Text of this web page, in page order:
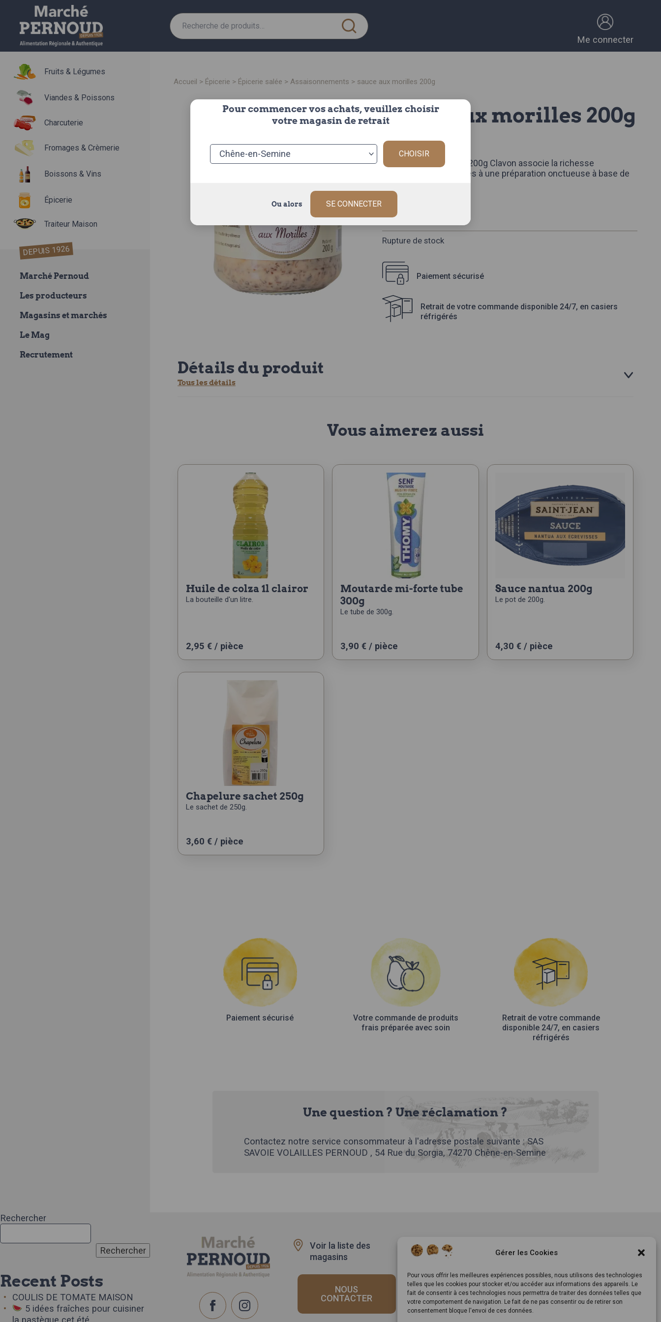
Gérer les Cookies
Pour vous offrir les meilleures expériences possibles, nous utilisons des technologies
telles que les cookies pour stocker et/ou accéder aux informations des appareils. Le
fait de consentir à ces technologies nous permettra de traiter des données telles que
votre comportement de navigation. Le fait de ne pas consentir ou de retirer son
consentement bloque l'envoi de ces données.
Me connecter
Recherche
pour :
Fruits & Légumes
Viandes & Poissons
Charcuterie
Fromages & Crèmerie
Boissons & Vins
Épicerie
Traiteur Maison
DEPUIS 1926
Marché Pernoud
Les producteurs
Magasins et marchés
Le Mag
Recrutement
accueil > épicerie > épicerie salée > assaisonnements > sauce aux morilles 200g
sauce aux morilles 200g
Origine : FRANCE
La Sauce aux Morilles 200g Clavon associe la richesse
aromatique des morilles à une préparation onctueuse à base de
Description complète
Rupture de stock
Paiement sécurisé
Retrait de votre commande disponible 24/7, en casiers
réfrigérés
Détails du produit
Tous les détails
Vous aimerez aussi
huile de colza 1l clairor
La bouteille d'un litre.
2,95 € / pièce
moutarde mi-forte tube
300g
Le tube de 300g.
3,90€ / pièce
sauce nantua 200g
Le pot de 200g.
4,30 €/ pièce
chapelure sachet 250g
Le sachet de 250g.
3,60 € / pièce
Pour commencer vos achats, veuillez choisir
votre magasin de retrait
CHOISIR
Ou alors SE CONNECTER
Paiement sécurisé
Votre commande de produits
frais préparée avec soin
Retrait de votre commande
disponible 24/7, en casiers
réfrigérés
Une question ? Une réclamation ?
Contactez notre service consommateur à l'adresse postale suivante : SAS
SAVOIE VOLAILLES PERNOUD , 54 Rue du Sorgia, 74270 Chêne-en-Semine
Rechercher
Rechercher
Recent Posts
COULIS DE TOMATE MAISON
5 idées fraîches pour cuisiner
la pastèque cet été
Voir la liste des
magasins
NOUS
CONTACTER
Recrutement
Rappels
produits
Inscrivez-vous à notre
newsletter